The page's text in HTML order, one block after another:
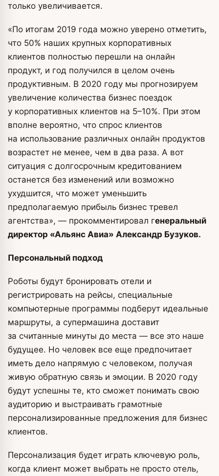
только увеличивается.
«По итогам 2019 года можно уверено отметить,
что 50% наших крупных корпоративных
клиентов полностью перешли на онлайн
продукт, и год получился в целом очень
продуктивным. В 2020 году мы прогнозируем
увеличение количества бизнес поездок
у корпоративных клиентов на 5–10%. При этом
вполне вероятно, что спрос клиентов
на использование различных онлайн продуктов
возрастет не менее, чем в два раза. А вот
ситуация с долгосрочным кредитованием
останется без изменений или возможно
ухудшится, что может уменьшить
предполагаемую прибыль бизнес тревел
агентства», — прокомментировал генеральный
директор «Альянс Авиа» Александр Бузуков.
Персональный подход
Роботы будут бронировать отели и
регистрировать на рейсы, специальные
компьютерные программы подберут идеальные
маршруты, а супермашина доставит
за считанные минуты до места — все это наше
будущее. Но человек все еще предпочитает
иметь дело напрямую с человеком, получая
живую обратную связь и эмоции. В 2020 году
будут успешны те, кто сможет понимать свою
аудиторию и выстраивать грамотные
персонализированные предложения для бизнес
клиентов.
Персонализация будет играть ключевую роль,
когда клиент может выбрать не просто отель,